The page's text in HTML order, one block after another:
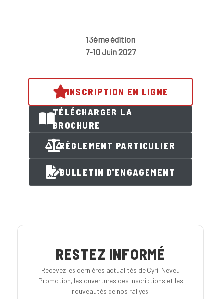
13ème édition
7-10 Juin 2027
INSCRIPTION EN LIGNE
TÉLÉCHARGER LA
BROCHURE
RÈGLEMENT PARTICULIER
BULLETIN D'ENGAGEMENT
RESTEZ INFORMÉ
Recevez les dernières actualités de Cyril Neveu
Promotion, les ouvertures des inscriptions et les
nouveautés de nos rallyes.